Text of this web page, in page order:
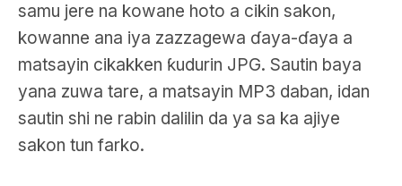
samu jere na kowane hoto a cikin sakon,
kowanne ana iya zazzagewa ɗaya-ɗaya a
matsayin cikakken ƙudurin JPG. Sautin baya
yana zuwa tare, a matsayin MP3 daban, idan
sautin shi ne rabin dalilin da ya sa ka ajiye
sakon tun farko.